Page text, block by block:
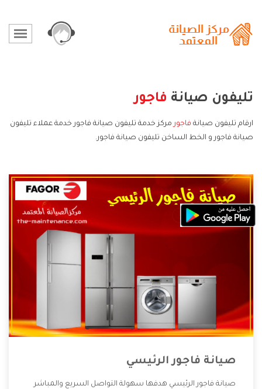
تليفون صيانة فاجور
ارقام تليفون صيانة فاجور مركز خدمة تليفون صيانة فاجور خدمة عملاء تليفون
صيانة فاجور و الخط الساخن تليفون صيانة فاجور.
صيانة فاجور الرئيسي
صيانة فاجور الرئيسي هدفها سهولة التواصل السريع والمباشر